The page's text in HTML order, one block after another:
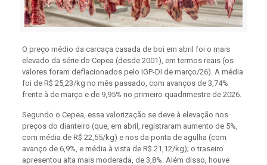
O preço médio da carcaça casada de boi em abril foi o mais
elevado da série do Cepea (desde 2001), em termos reais (os
valores foram deflacionados pelo IGP-DI de março/26). A média
foi de R$ 25,23/kg no mês passado, com avanços de 3,74%
frente à de março e de 9,95% no primeiro quadrimestre de 2026.
Segundo o Cepea, essa valorização se deve à elevação nos
preços do dianteiro (que, em abril, registraram aumento de 5%,
com média de R$ 22,55/kg) e nos da ponta de agulha (com
avanço de 6,9%, e média à vista de R$ 21,12/kg); o traseiro
apresentou alta mais moderada, de 3,8%. Além disso, houve